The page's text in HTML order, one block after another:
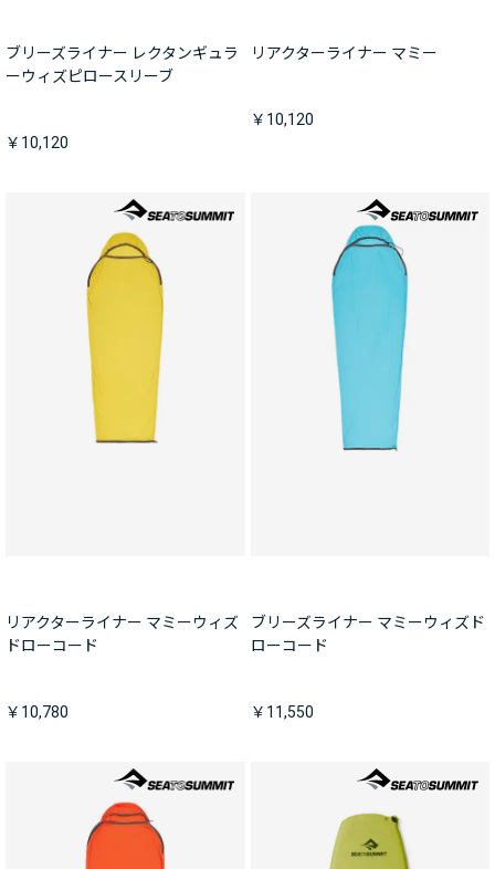
ブリーズライナー レクタンギュラ
ーウィズピロースリーブ
￥10,120
リアクターライナー マミー
￥10,120
リアクターライナー マミーウィズ
ドローコード
￥10,780
ブリーズライナー マミーウィズド
ローコード
￥11,550